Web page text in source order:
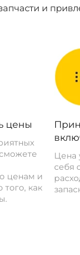
и
цены
ценам и
как
Цена
себя